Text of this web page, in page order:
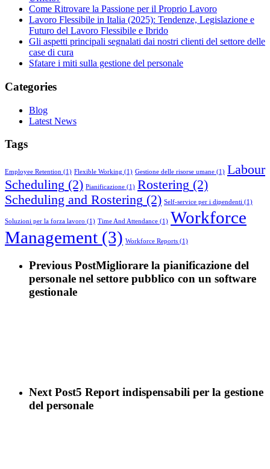
Come Ritrovare la Passione per il Proprio Lavoro
Lavoro Flessibile in Italia (2025): Tendenze, Legislazione e
Futuro del Lavoro Flessibile e Ibrido
Gli aspetti principali segnalati dai nostri clienti del settore delle
case di cura
Sfatare i miti sulla gestione del personale
Categories
Blog
Latest News
Tags
Employee Retention (1) Flexible Working (1) Gestione delle risorse umane (1) Labour
Scheduling (2) Pianificazione (1) Rostering (2)
Scheduling and Rostering (2) Self-service per i dipendenti (1)
Soluzioni per la forza lavoro (1) Time And Attendance (1) Workforce
Management (3) Workforce Reports (1)
Previous PostMigliorare la pianificazione del
personale nel settore pubblico con un software
gestionale
Next Post5 Report indispensabili per la gestione
del personale